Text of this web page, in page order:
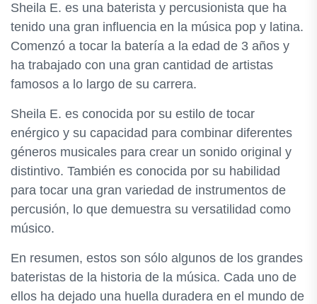
Sheila E. es una baterista y percusionista que ha
tenido una gran influencia en la música pop y latina.
Comenzó a tocar la batería a la edad de 3 años y
ha trabajado con una gran cantidad de artistas
famosos a lo largo de su carrera.
Sheila E. es conocida por su estilo de tocar
enérgico y su capacidad para combinar diferentes
géneros musicales para crear un sonido original y
distintivo. También es conocida por su habilidad
para tocar una gran variedad de instrumentos de
percusión, lo que demuestra su versatilidad como
músico.
En resumen, estos son sólo algunos de los grandes
bateristas de la historia de la música. Cada uno de
ellos ha dejado una huella duradera en el mundo de